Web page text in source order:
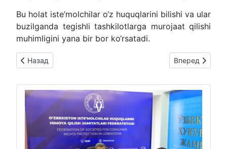
Bu holat iste’molchilar o‘z huquqlarini bilishi va ular
buzilganda tegishli tashkilotlarga murojaat qilishi
muhimligini yana bir bor ko‘rsatadi.
Предыдущий: 1091 ORQALI MUROJAAT — ISTE’MOLCHI
Назад Следующий:
Вперед